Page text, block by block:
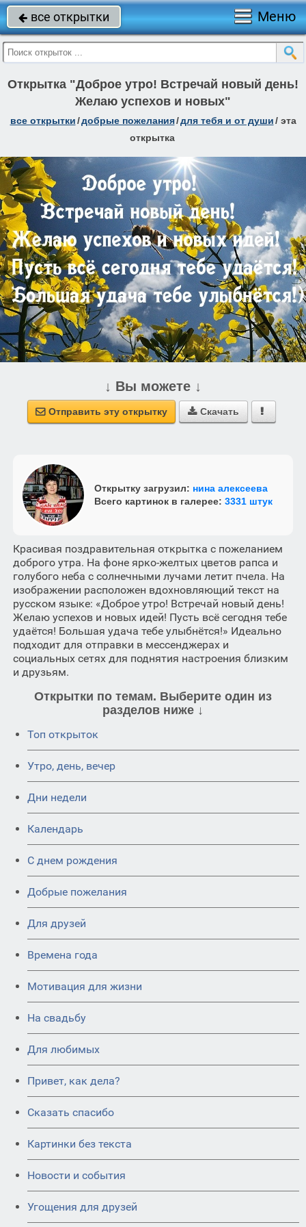
 все открытки Меню
Открытка "Доброе утро! Встречай новый день!
Желаю успехов и новых"
все открытки/добрые пожелания/для тебя и от души/ эта
открытка
↓ Вы можете ↓
 Отправить эту открытку  Скачать 
Открытку загрузил: нина алексеева
Всего картинок в галерее: 3331 штук
Красивая поздравительная открытка с пожеланием
доброго утра. На фоне ярко-желтых цветов рапса и
голубого неба с солнечными лучами летит пчела. На
изображении расположен вдохновляющий текст на
русском языке: «Доброе утро! Встречай новый день!
Желаю успехов и новых идей! Пусть всё сегодня тебе
удаётся! Большая удача тебе улыбнётся!» Идеально
подходит для отправки в мессенджерах и
социальных сетях для поднятия настроения близким
и друзьям.
Открытки по темам. Выберите один из
разделов ниже ↓
Топ открыток
Утро, день, вечер
Дни недели
Календарь
C днем рождения
Добрые пожелания
Для друзей
Времена года
Мотивация для жизни
На свадьбу
Для любимых
Привет, как дела?
Сказать спасибо
Картинки без текста
Новости и события
Угощения для друзей